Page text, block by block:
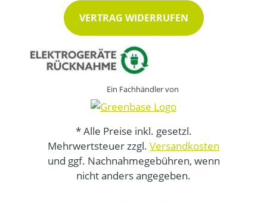
VERTRAG WIDERRUFEN
Ein Fachhändler von
* Alle Preise inkl. gesetzl.
Mehrwertsteuer zzgl. Versandkosten
und ggf. Nachnahmegebühren, wenn
nicht anders angegeben.